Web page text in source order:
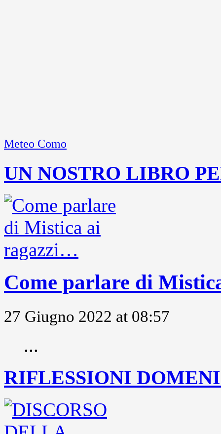
Meteo Como
UN NOSTRO LIBRO
Come parlare di
27 Giugno 2022 at 08:57
...
RIFLESSIONI